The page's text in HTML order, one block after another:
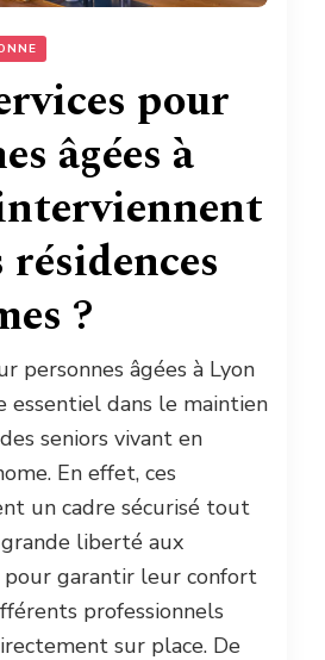
pour
âgées à
?
personnes âgées à Lyon
essentiel dans le maintien
seniors vivant en
En effet, ces
un cadre sécurisé tout
liberté aux
pour garantir leur confort
professionnels
sur place. De